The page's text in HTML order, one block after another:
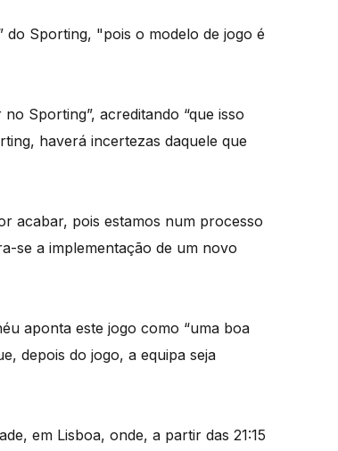
do Sporting, "pois o modelo de jogo é
Sporting”, acreditando “que isso
haverá incertezas daquele que
acabar, pois estamos num processo
se a implementação de um novo
aponta este jogo como “uma boa
depois do jogo, a equipa seja
em Lisboa, onde, a partir das 21:15